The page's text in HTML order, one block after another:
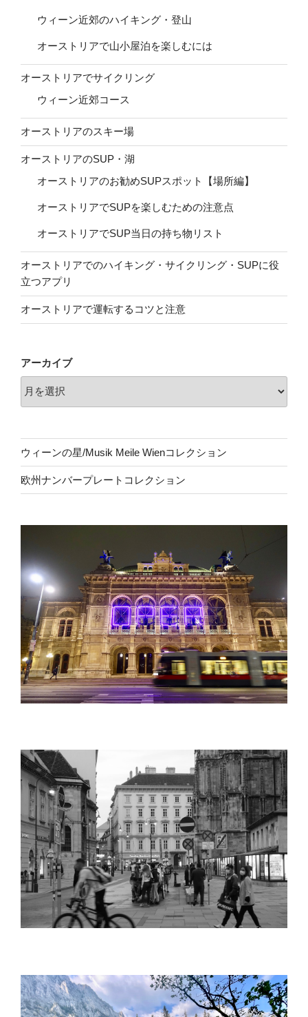
ウィーン近郊のハイキング・登山
オーストリアで山小屋泊を楽しむには
オーストリアでサイクリング
ウィーン近郊コース
オーストリアのスキー場
オーストリアのSUP・湖
オーストリアのお勧めSUPスポット【場所編】
オーストリアでSUPを楽しむための注意点
オーストリアでSUP当日の持ち物リスト
オーストリアでのハイキング・サイクリング・SUPに役
立つアプリ
オーストリアで運転するコツと注意
アーカイブ
ウィーンの星/Musik Meile Wienコレクション
欧州ナンバープレートコレクション